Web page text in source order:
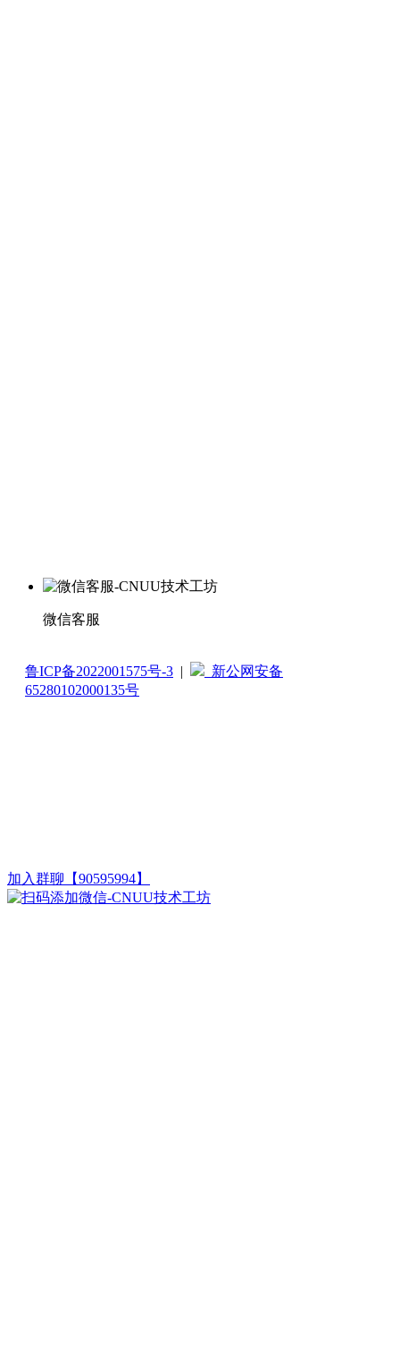
微信客服
鲁ICP备2022001575号-3 |
新公网安备
65280102000135号
加入群聊【90595994】